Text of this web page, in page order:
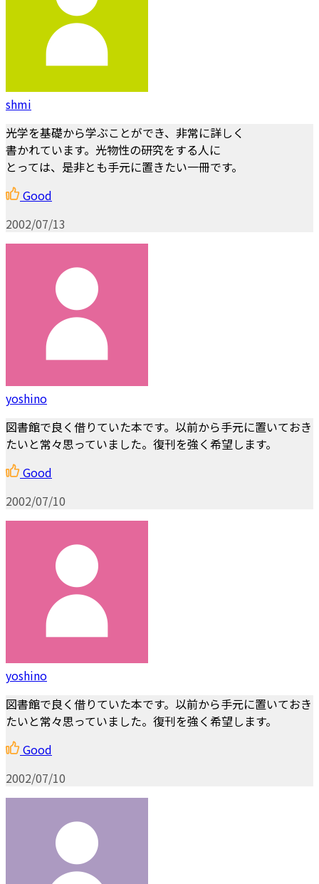
shmi
光学を基礎から学ぶことができ、非常に詳しく
書かれています。光物性の研究をする人に
とっては、是非とも手元に置きたい一冊です。
Good
2002/07/13
yoshino
図書館で良く借りていた本です。以前から手元に置いておき
たいと常々思っていました。復刊を強く希望します。
Good
2002/07/10
yoshino
図書館で良く借りていた本です。以前から手元に置いておき
たいと常々思っていました。復刊を強く希望します。
Good
2002/07/10